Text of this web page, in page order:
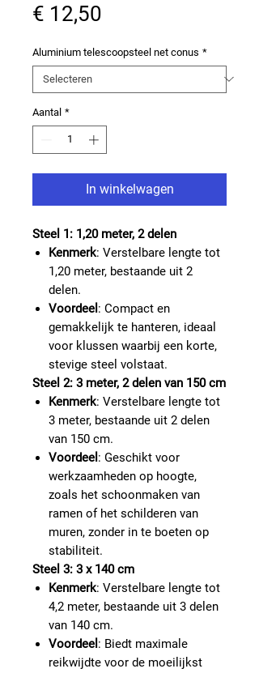
€ 12,50
Aluminium telescoopsteel net conus *
Aantal *
In winkelwagen
Steel 1: 1,20 meter, 2 delen
Kenmerk: Verstelbare lengte tot
1,20 meter, bestaande uit 2
delen.
Voordeel : Compact en
gemakkelijk te hanteren, ideaal
voor klussen waarbij een korte,
stevige steel volstaat.
Steel 2: 3 meter, 2 delen van 150 cm
Kenmerk: Verstelbare lengte tot
3 meter, bestaande uit 2 delen
van 150 cm.
Voordeel : Geschikt voor
werkzaamheden op hoogte,
zoals het schoonmaken van
ramen of het schilderen van
muren, zonder in te boeten op
stabiliteit.
Steel 3: 3 x 140 cm
Kenmerk: Verstelbare lengte tot
4,2 meter, bestaande uit 3 delen
van 140 cm.
Voordeel : Biedt maximale
reikwijdte voor de moeilijkst